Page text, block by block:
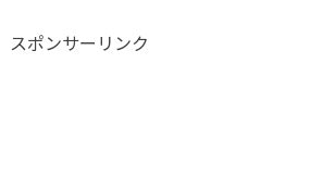
スポンサーリンク